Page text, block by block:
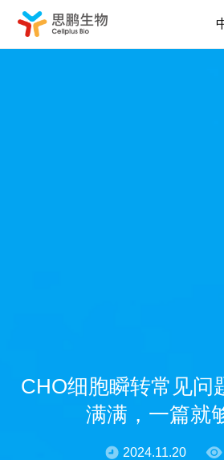
CHO细胞瞬转常见问
满满，一篇就
2024.11.20